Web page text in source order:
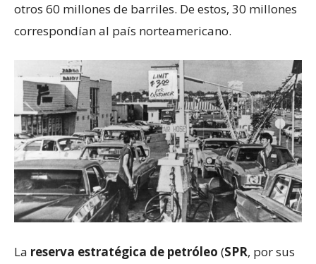
otros 60 millones de barriles. De estos, 30 millones
correspondían al país norteamericano.
La reserva estratégica de petróleo (SPR, por sus